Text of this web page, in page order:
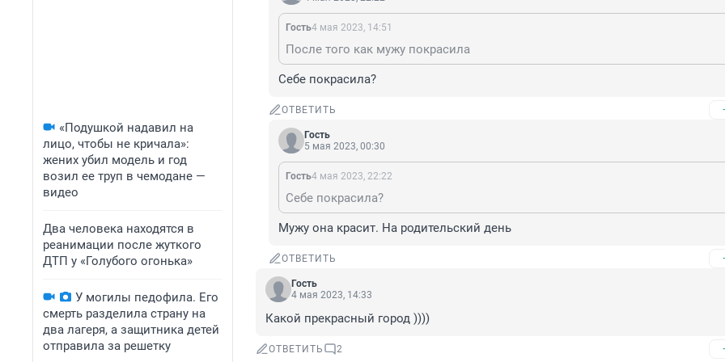
«Подушкой надавил на
лицо, чтобы не кричала»:
жених убил модель и год
возил ее труп в чемодане —
видео
Два человека находятся в
реанимации после жуткого
ДТП у «Голубого огонька»
У могилы педофила. Его
смерть разделила страну на
два лагеря, а защитника детей
отправила за решетку
Гость4 мая 2023, 14:51
После того как мужу покрасила
Себе покрасила?
ОТВЕТИТЬ
Гость
5 мая 2023, 00:30
Гость4 мая 2023, 22:22
Себе покрасила?
Мужу она красит. На родительский день
ОТВЕТИТЬ
Гость
4 мая 2023, 14:33
Какой прекрасный город ))))
ОТВЕТИТЬ 2